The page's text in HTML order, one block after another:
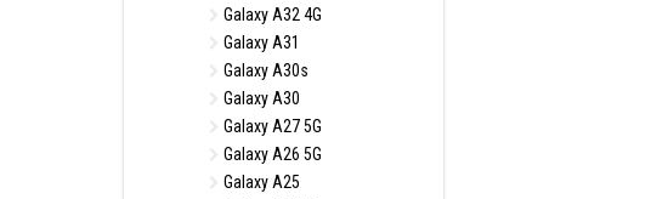
Galaxy A32 4G
Galaxy A31
Galaxy A30s
Galaxy A30
Galaxy A27 5G
Galaxy A26 5G
Galaxy A25